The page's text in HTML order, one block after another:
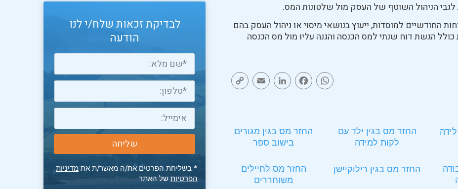
הניהול השוטף של העסק מול שלטונות המס.
החודשיים למוסדות, ייעוץ בנושאי מיסוי או ניהול העסק בהם
כולל הגשת דוח שנתי למס הכנסה והגנה עליו מול מס הכנסה
WhatsApp
Facebook
LinkedIn
Email
החזר מס בגין ילד עם
לקות למידה
החזר מס בגין מגורים
בישוב ספר
החזר מס בגין רילוקיישן
החזר מס לחיילים
משוחררים
לבדיקת זכאות שלח/י לנו
הודעה
שליחה
* בשליחת הפרטים את/ה מאשר/ת את מדיניות
הפרטיותשל האתר